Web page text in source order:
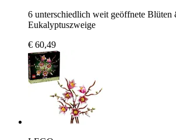
6 unterschiedlich weit geöffnete Blüten
Eukalyptuszweige
€ 60,49